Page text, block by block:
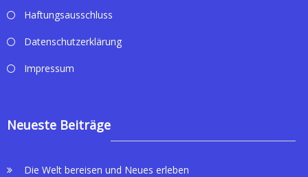
Haftungsausschluss
Datenschutzerklärung
Impressum
Neueste Beiträge
Die Welt bereisen und Neues erleben